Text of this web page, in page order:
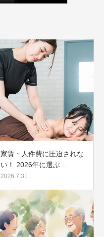
家賃・人件費に圧迫されな
い！ 2026年に選ぶ…
2026.7.31